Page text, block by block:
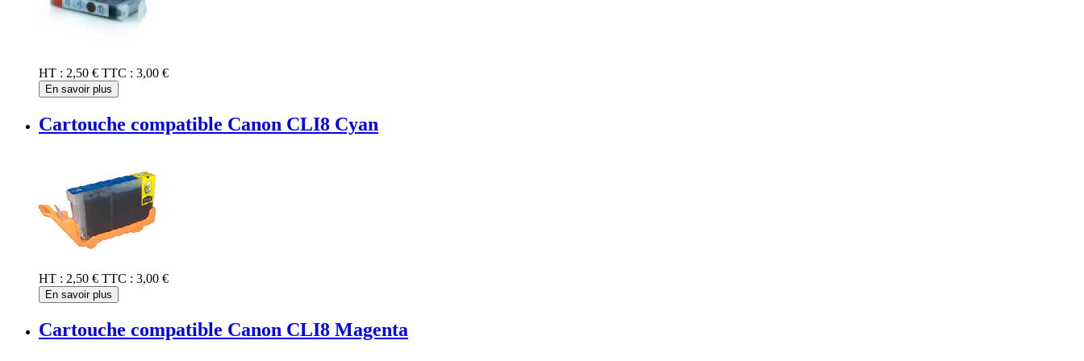
HT : 2,50 € TTC : 3,00 €
En savoir plus
Cartouche compatible Canon CLI8 Cyan
HT : 2,50 € TTC : 3,00 €
En savoir plus
Cartouche compatible Canon CLI8 Magenta